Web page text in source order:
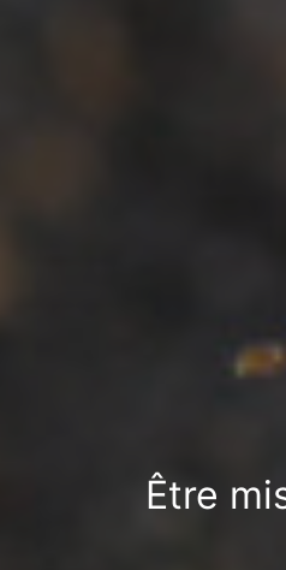
Être